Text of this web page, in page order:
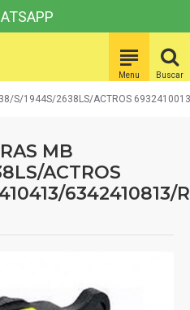
S/1944S/2638LS/ACTROS
MB
ACTROS
6342410813/